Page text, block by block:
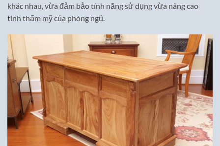
khác nhau, vừa đảm bảo tính năng sử dụng vừa nâng cao
tính thẩm mỹ của phòng ngủ.